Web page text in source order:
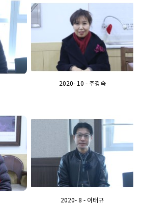
2020- 10 - 주경숙
2020- 8 - 이태규